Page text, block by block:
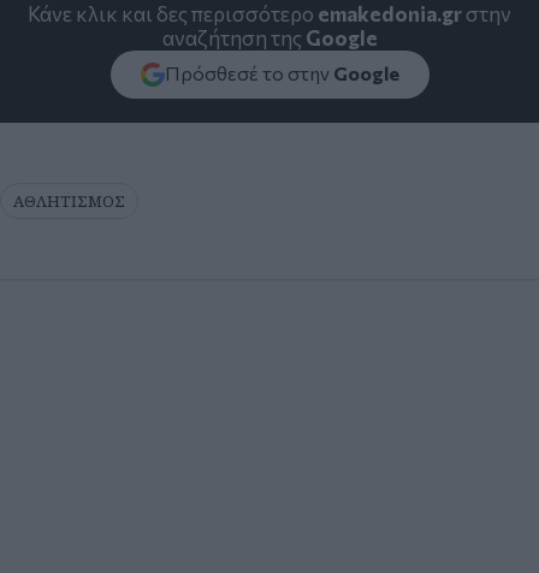
Κάνε κλικ και δες περισσότερο emakedonia.grστην
αναζήτηση της Google
Πρόσθεσέ το στην Google
ΑΘΛΗΤΙΣΜΟΣ